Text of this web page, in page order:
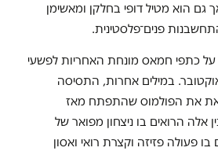
גם הוא מטיל דופי בחלקן ומאשימן
פנים־פלסטינית.
על כתפי חמאס מונחת האחריות לפשעי
במילים אחרות, התסיסה
את הפולמוס שהתפתח מאז
אלה הרואים בו ניצחון מפואר של
פעולה פזיזה וקצרת רואי ואסון